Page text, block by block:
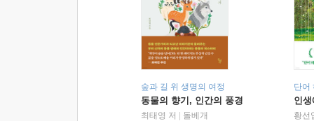
숲과 길 위 생명의 여정
동물의 향기, 인간의 풍경
최태영 저
돌베개
단어
인
황선